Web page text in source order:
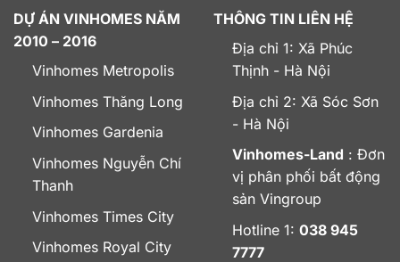
DỰ ÁN VINHOMES NĂM
2010 – 2016
Vinhomes Metropolis
Vinhomes Thăng Long
Vinhomes Gardenia
Vinhomes Nguyễn Chí
Thanh
Vinhomes Times City
Vinhomes Royal City
THÔNG TIN LIÊN HỆ
Địa chỉ 1: Xã Phúc
Thịnh - Hà Nội
Địa chỉ 2: Xã Sóc Sơn
- Hà Nội
Vinhomes-Land : Đơn
vị phân phối bất động
sản Vingroup
Hotline 1: 038 945
7777